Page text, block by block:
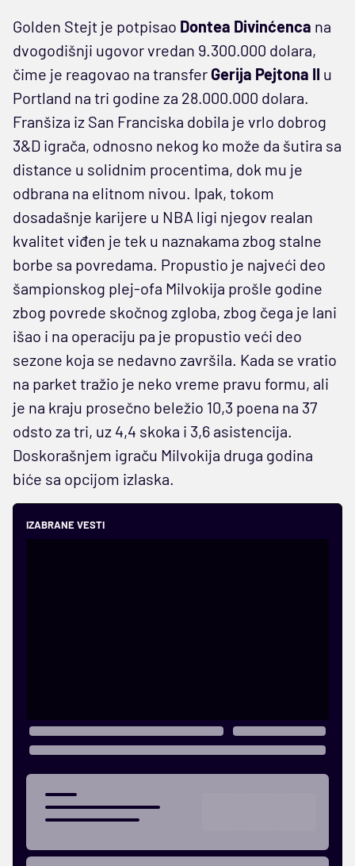
Golden Stejt je potpisao Dontea Divinćenca na
dvogodišnji ugovor vredan 9.300.000 dolara,
čime je reagovao na transfer Gerija Pejtona II u
Portland na tri godine za 28.000.000 dolara.
Franšiza iz San Franciska dobila je vrlo dobrog
3&D igrača, odnosno nekog ko može da šutira sa
distance u solidnim procentima, dok mu je
odbrana na elitnom nivou. Ipak, tokom
dosadašnje karijere u NBA ligi njegov realan
kvalitet viđen je tek u naznakama zbog stalne
borbe sa povredama. Propustio je najveći deo
šampionskog plej-ofa Milvokija prošle godine
zbog povrede skočnog zgloba, zbog čega je lani
išao i na operaciju pa je propustio veći deo
sezone koja se nedavno završila. Kada se vratio
na parket tražio je neko vreme pravu formu, ali
je na kraju prosečno beležio 10,3 poena na 37
odsto za tri, uz 4,4 skoka i 3,6 asistencija.
Doskorašnjem igraču Milvokija druga godina
biće sa opcijom izlaska.
IZABRANE VESTI